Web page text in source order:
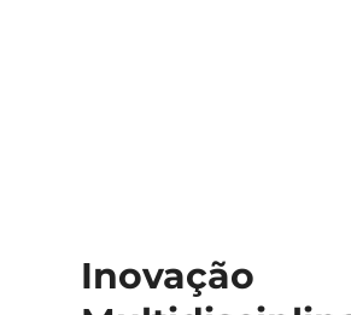
Inovação